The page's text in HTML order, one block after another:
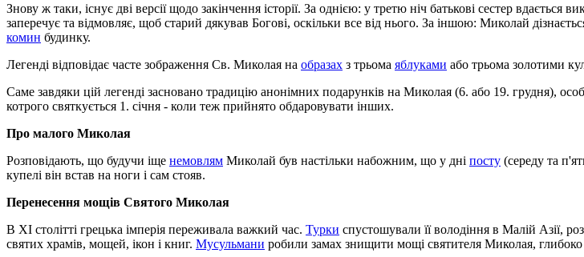
Знову ж таки, існує дві версії щодо закінчення історії. За однією: у третю ніч батькові сестер
заперечує та відмовляє, щоб старий дякував Богові, оскільки все від нього. За іншою: Миколай
комин будинку.
Легенді відповідає часте зображення Св. Миколая на образах з трьома яблуками або трьома золотими
Саме завдяки цій легенді засновано традицію анонімних подарунків на Миколая (6. або 19. грудня),
котрого святкується 1. січня - коли теж прийнято обдаровувати інших.
Про малого Миколая
Розповідають, що будучи іще немовлям Миколай був настільки набожним, що у дні посту (середу та
купелі він встав на ноги і сам стояв.
Перенесення мощів Святого Миколая
В XI столітті грецька імперія переживала важкий час. Турки спустошували її володіння в Малій Азії,
святих храмів, мощей, ікон і книг. Мусульмани робили замах знищити мощі святителя Миколая,